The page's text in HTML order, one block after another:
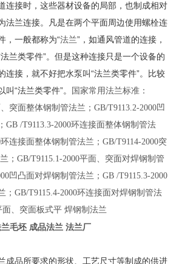
连接时，这些器材设备的局部，也制成相对
法兰连接。凡是在两个平面周边使用螺栓连
，一般都称为“法兰”，如通风管道的连接，
兰类零件”。但是这种连接只是一个设备的
连接，就不好把水泵叫“法兰类零件”。比较
叫“法兰类零件”。
国家常用法兰标准：
突面整体钢制管法兰；GB/T9113.2-2000凹
GB /T9113.3-2000环连接面整体钢制管法
连接面整体钢制管法兰；GB/T9114-2000突
；GB/T9115.1-2000平面、突面对焊钢制管
凹凸面对焊钢制管法兰；GB /T9115.3-2000
；GB/T9115.4-2000环连接面对焊钢制管法
面、突面板式平 焊钢制法兰
毛坯 成品法兰 法兰厂
成品所要求的形状、工艺尺寸等制成的供进